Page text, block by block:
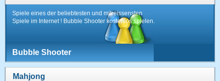
Spiele eines der beliebtesten und mitreissensten
Spiele im Internet ! Bubble Shooter kostenlos spielen.
Bubble Shooter
Mahjong